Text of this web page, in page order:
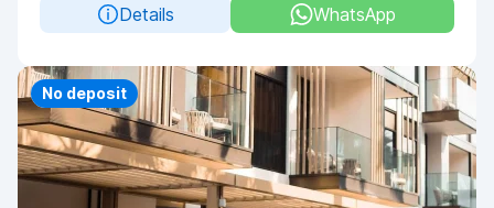
Details
WhatsApp
Priority
No deposit